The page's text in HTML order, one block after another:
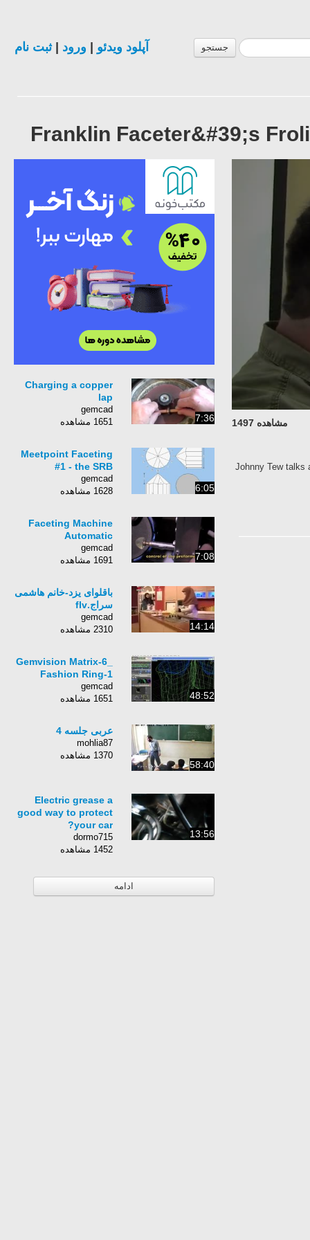
جستجو آپلود ویدئو ورود |ثبت نام
Franklin Faceter&#39;s
مشاهده 1497
Johnny Tew talks
7:36
Charging a copper
lap
gemcad
1651 مشاهده
6:05
Meetpoint Faceting
#1 - the SRB
gemcad
1628 مشاهده
7:08
Faceting Machine
Automatic
gemcad
1691 مشاهده
14:14
باقلوای يزد-خانم هاشمی
سراج.flv
gemcad
2310 مشاهده
48:52
Gemvision Matrix-6_
Fashion Ring-1
gemcad
1651 مشاهده
58:40
عربی جلسه 4
mohlia87
1370 مشاهده
13:56
Electric grease a
good way to protect
your car?
dormo715
1452 مشاهده
ادامه